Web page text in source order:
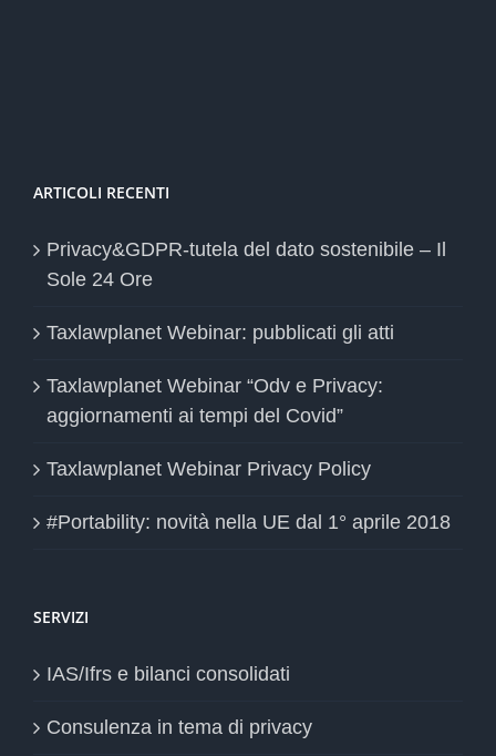
ARTICOLI RECENTI
Privacy&GDPR-tutela del dato sostenibile – Il
Sole 24 Ore
Taxlawplanet Webinar: pubblicati gli atti
Taxlawplanet Webinar “Odv e Privacy:
aggiornamenti ai tempi del Covid”
Taxlawplanet Webinar Privacy Policy
#Portability: novità nella UE dal 1° aprile 2018
SERVIZI
IAS/Ifrs e bilanci consolidati
Consulenza in tema di privacy